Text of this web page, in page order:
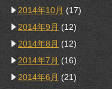
2014年10月 (17)
2014年9月 (12)
2014年8月 (12)
2014年7月 (16)
2014年6月 (21)